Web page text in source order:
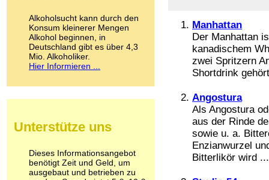
Manhattan
Der Manhattan
kanadischem
zwei Spritzern
Shortdrink
Angostura
Als Angostura
aus der Rinde
sowie u. a.
Enzianwurzel
Bitterlikör wird ...
LSD
Marihuana
Medikamente
Meskalin
Metamphetamin
Methadon
Pilze
Psychopharmaka
Schlafmittel
Schmerzmittel
Alkoholsucht kann durch den
Konsum kleinerer Mengen
Alkohol beginnen, in
Deutschland gibt es über 4,3
Mio. Alkoholiker.
Hier Informieren ...
Unterstütze uns
Dieses Informationsangebot
benötigt Zeit und Geld, um
ausgebaut und betrieben zu